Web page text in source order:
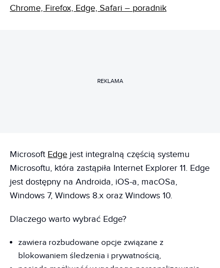
Chrome, Firefox, Edge, Safari – poradnik
REKLAMA
Microsoft Edge jest integralną częścią systemu
Microsoftu, która zastąpiła Internet Explorer 11. Edge
jest dostępny na Androida, iOS-a, macOSa,
Windows 7, Windows 8.x oraz Windows 10.
Dlaczego warto wybrać Edge?
zawiera rozbudowane opcje związane z
blokowaniem śledzenia i prywatnością,